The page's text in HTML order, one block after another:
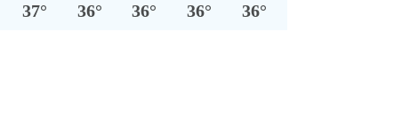
37° 36° 36° 36° 36°